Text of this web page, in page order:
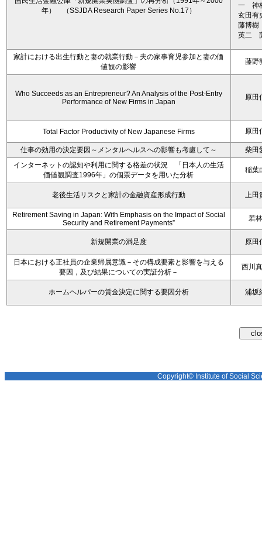
年） （SSJDA Research Paper Series No.17）
一 神
玄田
藤博
英二
家計における出生行動と妻の就業行動－夫の家事育児参加と妻の価
値観の影響
藤野
Who Succeeds as an Entrepreneur? An Analysis of the Post-Entry
Performance of New Firms in Japan
原田
Total Factor Productivity of New Japanese Firms 原田
仕事の効用の決定要因～メンタルへルスへの影響も考慮して～
柴田
インターネットの認知や利用に関する格差の状況 「日本人の生活
価値観調査1996年」の個票データを用いた分析
稲葉
老後生活リスクと家計の金融資産形成行動 上田
Retirement Saving in Japan: With Emphasis on the Impact of Social
Security and Retirement Payments”
若
新規開業の満足度 原田
日本における正社員の企業帰属意識－その構成要素と影響を与える
要因，及び結果についての実証分析－
西川
ホームヘルパーの賃金決定に関する要因分析 浦坂
Copyright© Institute of Social